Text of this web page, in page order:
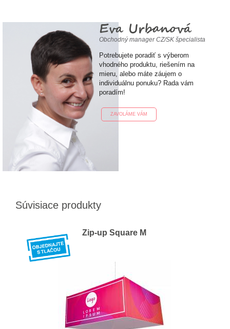
Eva Urbanová
Obchodný manager CZ/SK špecialista
Potrebujete poradiť s výberom
vhodného produktu, riešením na
mieru, alebo máte záujem o
individuálnu ponuku? Rada vám
poradím!
ZAVOLÁME VÁM
Súvisiace produkty
Zip-up Square M